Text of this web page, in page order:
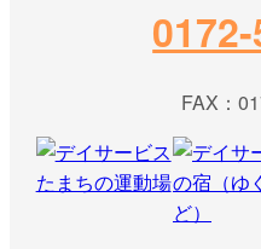
FAX：